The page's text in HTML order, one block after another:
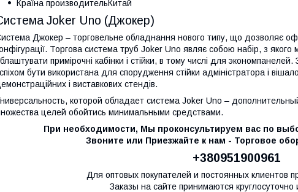
Країна производительКитай
Joker Uno (Джокер)
Джокер – торговельне обладнання нового типу, що дозволяє
Торгова система труб Joker Uno являє собою набір, з якого
примірочні кабінки і стійки, в тому числі для
бути використана для спорудження стійки адміністратора і
і виставкових стендів.
которой обладает система Joker Uno –
целей обойтись минимальными средствами.
При необходимости, Мы проконсультируем вас по
Звоните или Приезжайте к нам - Торговое
+380951900961
Для оптовых покупателей и постоянных клиентов
Заказы на сайте принимаются